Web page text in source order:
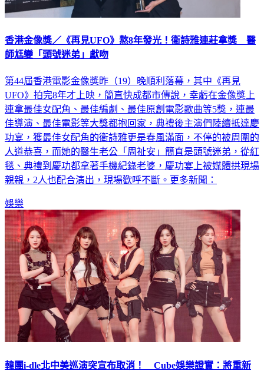
香港金像獎／《再見UFO》熬8年發光！衛詩雅連莊拿獎 醫
師尪變「頭號迷弟」獻吻
第44屆香港電影金像獎昨（19）晚順利落幕，其中《再見
UFO》拍完8年才上映，簡直快成都市傳說，幸虧在金像獎上
連拿最佳女配角、最佳編劇、最佳原創電影歌曲等5獎，連最
佳導演、最佳電影等大獎都抱回家，典禮後主演們陸續抵達慶
功宴，獲最佳女配角的衛詩雅更是春風滿面，不停的被周圍的
人道恭喜，而她的醫生老公「周祉安」簡直是頭號迷弟，從紅
毯、典禮到慶功都拿著手機紀錄老婆，慶功宴上被媒體拱現場
親親，2人也配合演出，現場歡呼不斷。更多新聞：
娛樂
韓團i-dle北中美巡演突宣布取消！ Cube娛樂證實：將重新